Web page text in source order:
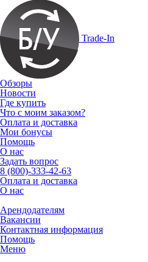
Trade-In
Обзоры
Новости
Где купить
Что с моим заказом?
Оплата и доставка
Мои бонусы
Помощь
О нас
Задать вопрос
8 (800)-333-42-63
Оплата и доставка
О нас
Арендодателям
Вакансии
Контактная информация
Помощь
Меню